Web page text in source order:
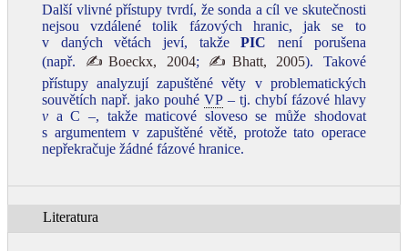
Další vlivné přístupy tvrdí, že sonda a cíl ve skutečnosti
nejsou vzdálené tolik fázových hranic, jak se to
v daných větách jeví, takžePIC není porušena
(např. ✍Boeckx, 2004; ✍Bhatt, 2005). Takové
přístupy analyzují zapuštěné věty v problematických
souvětích např. jako pouhé VP– tj. chybí fázové hlavy
v a C –, takže maticové sloveso se může shodovat
s argumentem v zapuštěné větě, protože tato operace
nepřekračuje žádné fázové hranice.
Literatura